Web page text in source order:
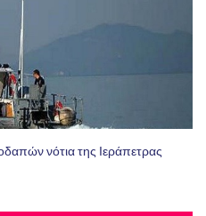
νότια της Ιεράπετρας